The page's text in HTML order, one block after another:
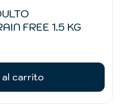
FREE 1.5 KG
al carrito